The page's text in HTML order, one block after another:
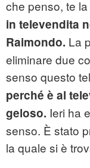
che penso, te
in televendita
Raimondo. La
eliminare due
senso questo
perché è al
geloso. Ieri ha
senso. È stato
la quale si è